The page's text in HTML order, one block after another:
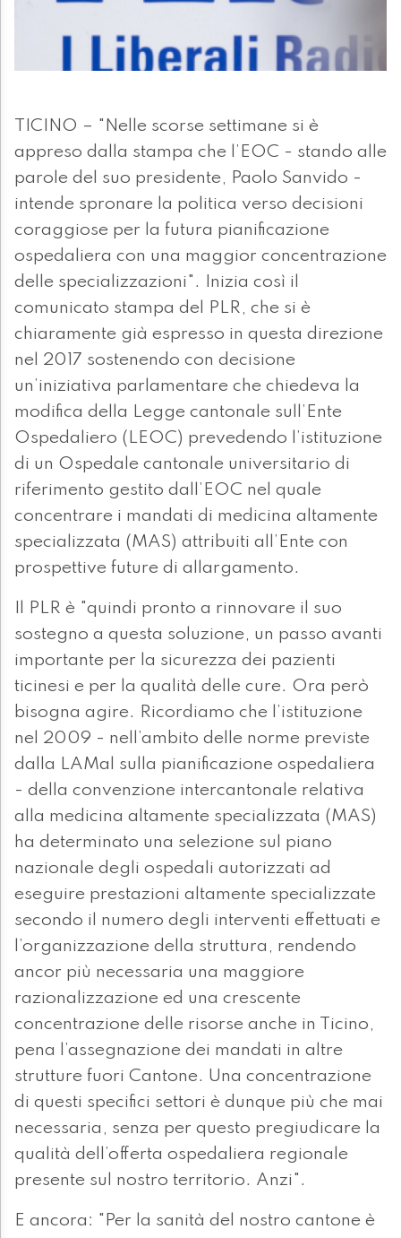
TICINO – "Nelle scorse settimane si è
appreso dalla stampa che l’EOC - stando alle
parole del suo presidente, Paolo Sanvido -
intende spronare la politica verso decisioni
coraggiose per la futura pianificazione
ospedaliera con una maggior concentrazione
delle specializzazioni". Inizia così il
comunicato stampa del PLR, che si è
chiaramente già espresso in questa direzione
nel 2017 sostenendo con decisione
un’iniziativa parlamentare che chiedeva la
modifica della Legge cantonale sull’Ente
Ospedaliero (LEOC) prevedendo l’istituzione
di un Ospedale cantonale universitario di
riferimento gestito dall’EOC nel quale
concentrare i mandati di medicina altamente
specializzata (MAS) attribuiti all’Ente con
prospettive future di allargamento.
Il PLR è "quindi pronto a rinnovare il suo
sostegno a questa soluzione, un passo avanti
importante per la sicurezza dei pazienti
ticinesi e per la qualità delle cure. Ora però
bisogna agire. Ricordiamo che l’istituzione
nel 2009 - nell’ambito delle norme previste
dalla LAMal sulla pianificazione ospedaliera
- della convenzione intercantonale relativa
alla medicina altamente specializzata (MAS)
ha determinato una selezione sul piano
nazionale degli ospedali autorizzati ad
eseguire prestazioni altamente specializzate
secondo il numero degli interventi effettuati e
l’organizzazione della struttura, rendendo
ancor più necessaria una maggiore
razionalizzazione ed una crescente
concentrazione delle risorse anche in Ticino,
pena l’assegnazione dei mandati in altre
strutture fuori Cantone. Una concentrazione
di questi specifici settori è dunque più che mai
necessaria, senza per questo pregiudicare la
qualità dell’offerta ospedaliera regionale
presente sul nostro territorio. Anzi".
E ancora: "Per la sanità del nostro cantone è